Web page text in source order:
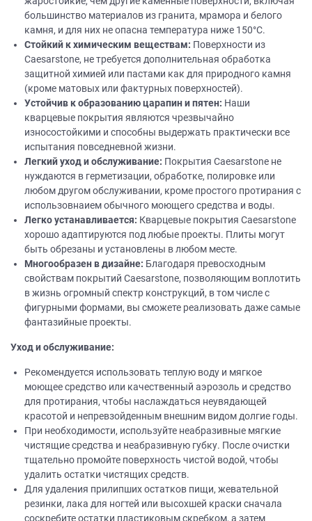
большинство материалов из гранита, мрамора и белого
камня, и для них не опасна температура ниже 150°C.
Стойкий к химическим веществам: Поверхности из
Caesarstone, не требуется дополнительная обработка
защитной химией или пастами как для природного камня
(кроме матовых или фактурных поверхностей).
Устойчив к образованию царапин и пятен: Наши
кварцевые покрытия являются чрезвычайно
износостойкими и способны выдержать практически все
испытания повседневной жизни.
Легкий уход и обслуживание: Покрытия Caesarstone не
нуждаются в герметизации, обработке, полировке или
любом другом обслуживании, кроме простого протирания с
использовнаием обычного моющего средства и воды.
Легко устанавливается: Кварцевые покрытия Caesarstone
хорошо адаптируются под любые проекты. Плиты могут
быть обрезаны и установлены в любом месте.
Многообразен вдизайне: Благодаря превосходным
свойствам покрытий Caesarstone, позволяющим воплотить
в жизнь огромный спектр конструкций, в том числе с
фигурными формами, вы сможете реализовать даже самые
фантазийные проекты.
Уход и обслуживание:
Рекомендуется использовать теплую воду и мягкое
моющее средство или качественный аэрозоль и средство
для протирания, чтобы наслаждаться неувядающей
красотой и непревзойденным внешним видом долгие годы.
При необходимости, используйте неабразивные мягкие
чистящие средства и неабразивную губку. После очистки
тщательно промойте поверхность чистой водой, чтобы
удалить остатки чистящих средств.
Для удаления прилипших остатков пищи, жевательной
резинки, лака для ногтей или высохшей краски сначала
соскребите остатки пластиковым скребком, а затем